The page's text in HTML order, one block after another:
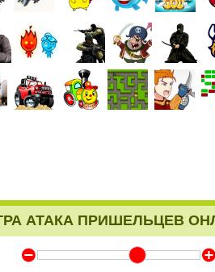
АТАКА ПРИШЕЛЬЦЕВ
Y Z